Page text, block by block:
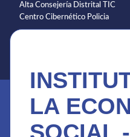
Alta Consejería Distrital TIC
Centro Cibernético Policia
LA